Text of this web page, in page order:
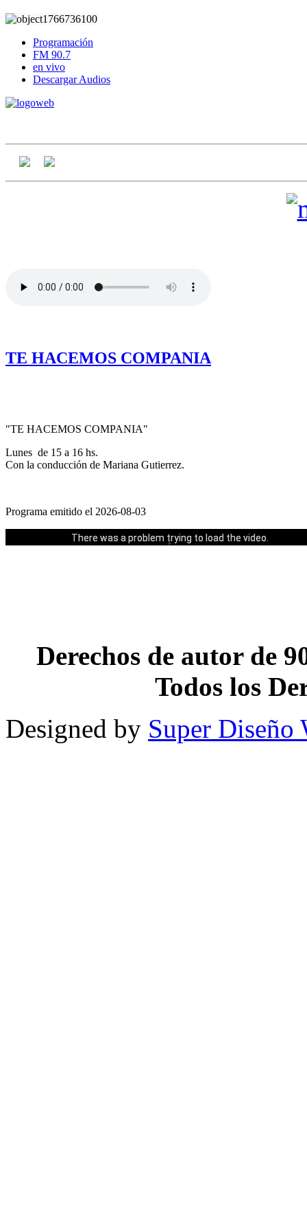
Programación
FM 90.7
en vivo
Descargar Audios
TE HACEMOS COMPANIA
"TE HACEMOS COMPANIA"
Lunes de 15 a 16 hs.
Con la conducción de Mariana Gutierrez.
Programa emitido el 2026-08-03
There was a problem trying to load the video.
Derechos de autor de
Todos los
Designed by Super Diseño